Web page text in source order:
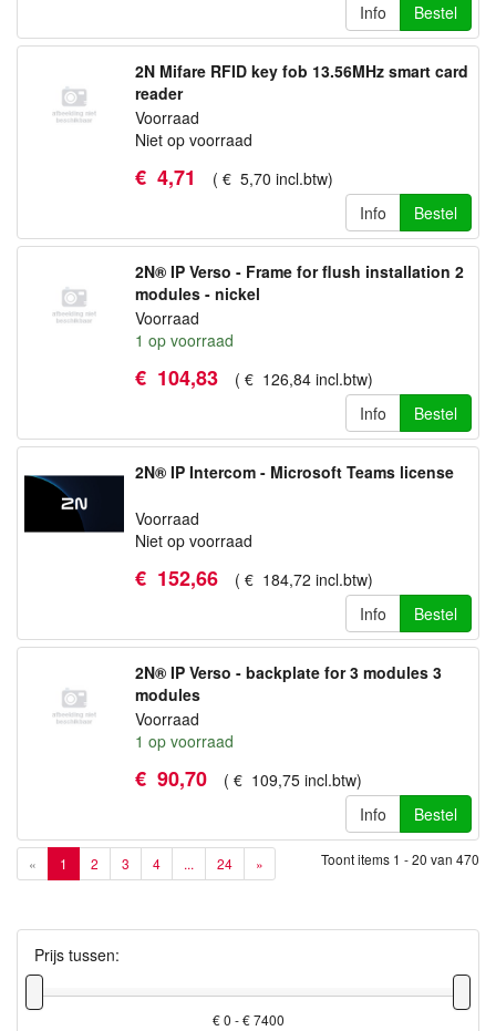
Info
Bestel
2N Mifare RFID key fob 13.56MHz smart card
reader
Voorraad
Niet op voorraad
€ 4,71 ( € 5,70 incl.btw)
Info
Bestel
2N® IP Verso - Frame for flush installation 2
modules - nickel
Voorraad
1 op voorraad
€ 104,83 ( € 126,84 incl.btw)
Info
Bestel
2N® IP Intercom - Microsoft Teams license
Voorraad
Niet op voorraad
€ 152,66 ( € 184,72 incl.btw)
Info
Bestel
2N® IP Verso - backplate for 3 modules 3
modules
Voorraad
1 op voorraad
€ 90,70 ( € 109,75 incl.btw)
Info
Bestel
Toont items 1 - 20 van 470
« 1 2 3 4 ... 24 »
Prijs tussen:
€ 0 - € 7400